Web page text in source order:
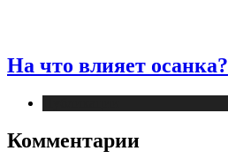
На что влияет осанка?
Комментарии